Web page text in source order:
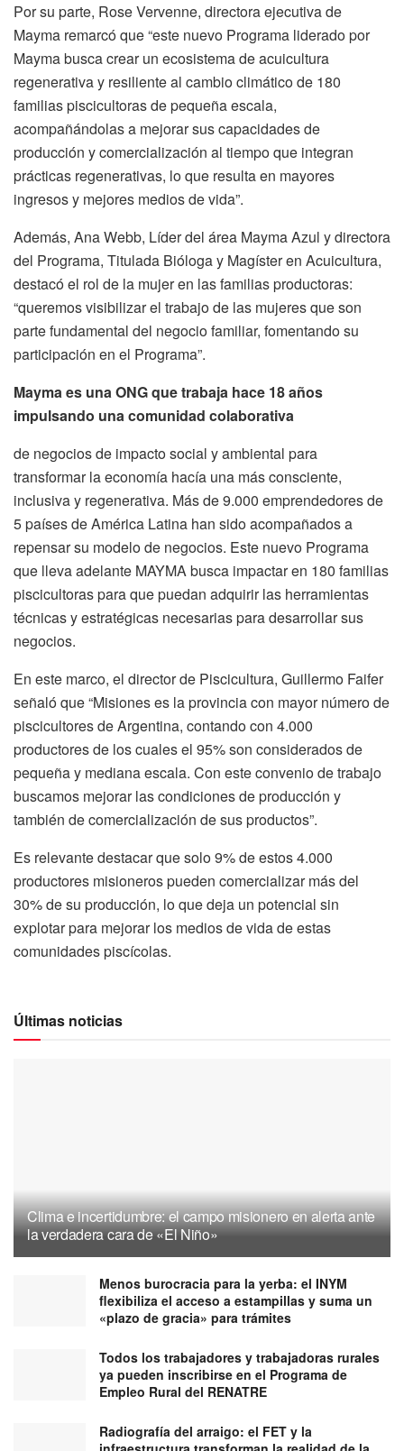
Por su parte, Rose Vervenne, directora ejecutiva de
Mayma remarcó que “este nuevo Programa liderado por
Mayma busca crear un ecosistema de acuicultura
regenerativa y resiliente al cambio climático de 180
familias piscicultoras de pequeña escala,
acompañándolas a mejorar sus capacidades de
producción y comercialización al tiempo que integran
prácticas regenerativas, lo que resulta en mayores
ingresos y mejores medios de vida”.
Además, Ana Webb, Líder del área Mayma Azul y directora
del Programa, Titulada Bióloga y Magíster en Acuicultura,
destacó el rol de la mujer en las familias productoras:
“queremos visibilizar el trabajo de las mujeres que son
parte fundamental del negocio familiar, fomentando su
participación en el Programa”.
Mayma es una ONG que trabaja hace 18 años
impulsando una comunidad colaborativa
de negocios de impacto social y ambiental para
transformar la economía hacía una más consciente,
inclusiva y regenerativa. Más de 9.000 emprendedores de
5 países de América Latina han sido acompañados a
repensar su modelo de negocios. Este nuevo Programa
que lleva adelante MAYMA busca impactar en 180 familias
piscicultoras para que puedan adquirir las herramientas
técnicas y estratégicas necesarias para desarrollar sus
negocios.
En este marco, el director de Piscicultura, Guillermo Faifer
señaló que “Misiones es la provincia con mayor número de
piscicultores de Argentina, contando con 4.000
productores de los cuales el 95% son considerados de
pequeña y mediana escala. Con este convenio de trabajo
buscamos mejorar las condiciones de producción y
también de comercialización de sus productos”.
Es relevante destacar que solo 9% de estos 4.000
productores misioneros pueden comercializar más del
30% de su producción, lo que deja un potencial sin
explotar para mejorar los medios de vida de estas
comunidades piscícolas.
Últimas noticias
Clima e incertidumbre: el campo misionero en alerta ante
la verdadera cara de «El Niño»
Menos burocracia para la yerba: el INYM
flexibiliza el acceso a estampillas y suma un
«plazo de gracia» para trámites
Todos los trabajadores y trabajadoras rurales
ya pueden inscribirse en el Programa de
Empleo Rural del RENATRE
Radiografía del arraigo: el FET y la